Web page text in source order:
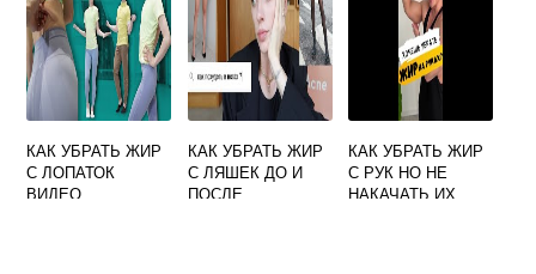
КАК УБРАТЬ ЖИР
С ЛОПАТОК
ВИДЕО
КАК УБРАТЬ ЖИР
С ЛЯШЕК ДО И
ПОСЛЕ
КАК УБРАТЬ ЖИР
С РУК НО НЕ
НАКАЧАТЬ ИХ